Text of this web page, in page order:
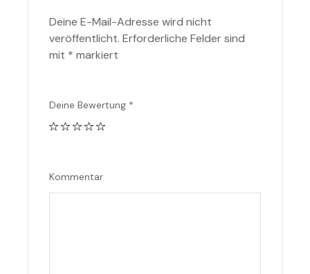
Deine E-Mail-Adresse wird nicht
veröffentlicht. Erforderliche Felder sind
mit * markiert
Deine Bewertung *
Kommentar